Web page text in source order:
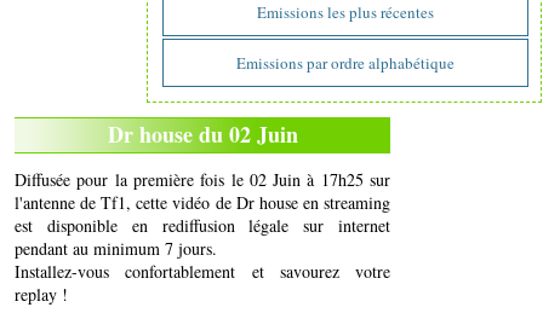
Emissions les plus récentes
Emissions par ordre alphabétique
Dr house du 02 Juin
Diffusée pour la première fois le 02 Juin à 17h25 sur
l'antenne de Tf1, cette vidéo de Dr house en streaming
est disponible en rediffusion légale sur internet
pendant au minimum 7 jours.
Installez-vous confortablement et savourez votre
replay !